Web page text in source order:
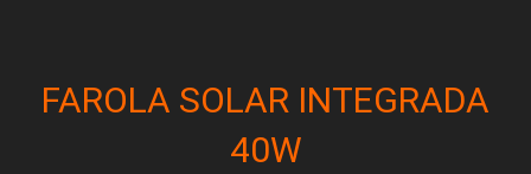
FAROLA SOLAR INTEGRADA
40W